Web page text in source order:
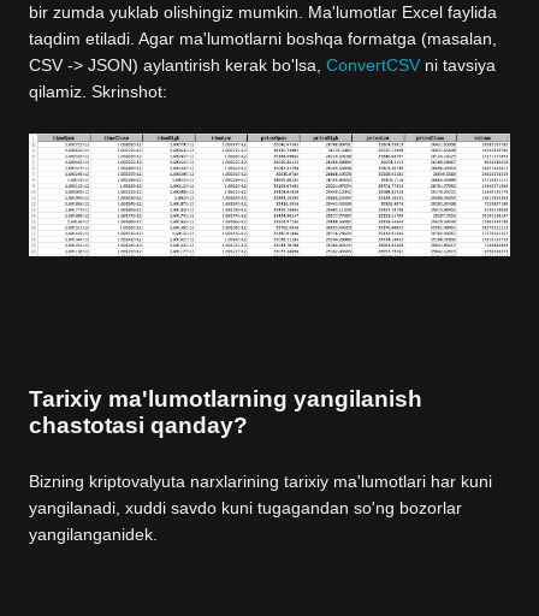
bir zumda yuklab olishingiz mumkin. Ma'lumotlar Excel faylida
taqdim etiladi. Agar ma'lumotlarni boshqa formatga (masalan,
CSV -> JSON) aylantirish kerak bo'lsa, ConvertCSV ni tavsiya
qilamiz. Skrinshot:
Tarixiy ma'lumotlarning yangilanish
chastotasi qanday?
Bizning kriptovalyuta narxlarining tarixiy ma'lumotlari har kuni
yangilanadi, xuddi savdo kuni tugagandan so'ng bozorlar
yangilanganidek.